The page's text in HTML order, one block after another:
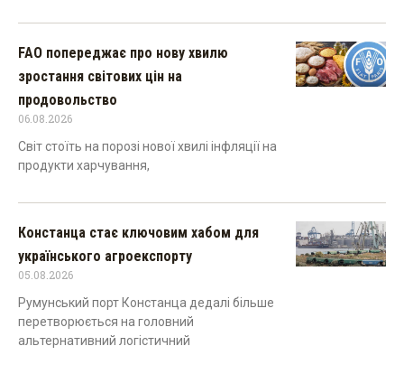
FAO попереджає про нову хвилю
зростання світових цін на
продовольство
06.08.2026
Світ стоїть на порозі нової хвилі інфляції на
продукти харчування,
Констанца стає ключовим хабом для
українського агроекспорту
05.08.2026
Румунський порт Констанца дедалі більше
перетворюється на головний
альтернативний логістичний